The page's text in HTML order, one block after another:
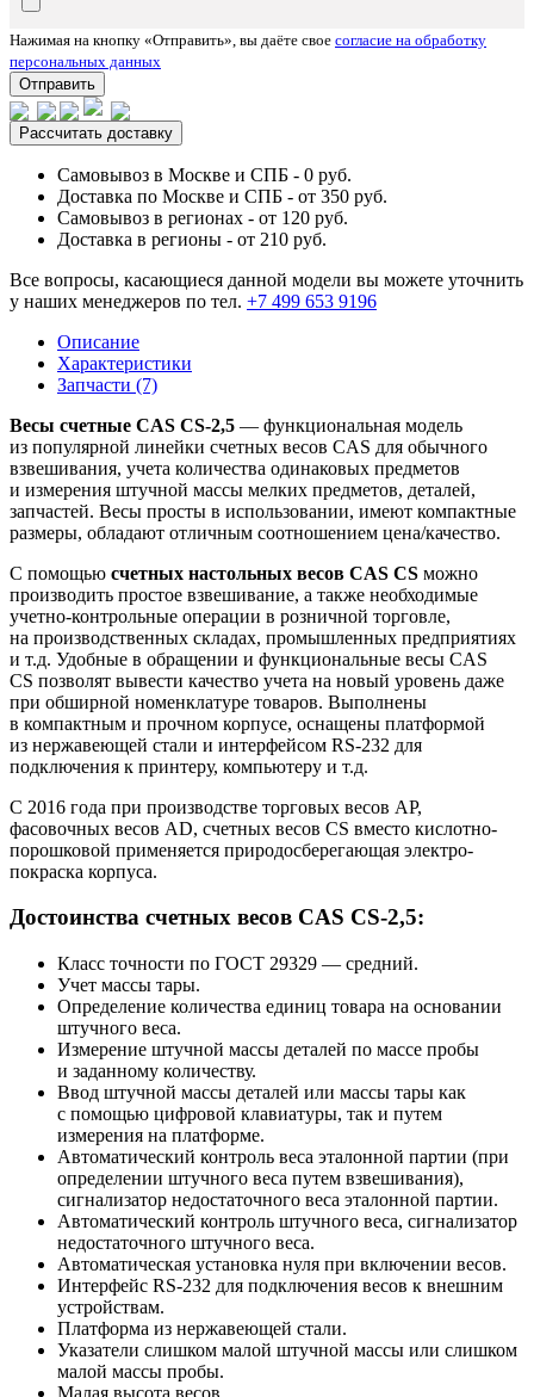
Нажимая на кнопку «Отправить», вы даёте свое согласие на обработку
персональных данных
Отправить
Рассчитать доставку
Самовывоз в Москве и СПБ - 0 руб.
Доставка по Москве и СПБ - от 350 руб.
Самовывоз в регионах - от 120 руб.
Доставка в регионы - от 210 руб.
Все вопросы, касающиеся данной модели вы можете уточнить
у наших менеджеров по тел. +7 499 653 9196
Описание
Характеристики
Запчасти (7)
Весы счетные CAS CS-2,5 — функциональная модель
из популярной линейки счетных весов CAS для обычного
взвешивания, учета количества одинаковых предметов
и измерения штучной массы мелких предметов, деталей,
запчастей. Весы просты в использовании, имеют компактные
размеры, обладают отличным соотношением цена/качество.
С помощью счетных настольных весов CAS CS можно
производить простое взвешивание, а также необходимые
учетно-контрольные операции в розничной торговле,
на производственных складах, промышленных предприятиях
и т.д. Удобные в обращении и функциональные весы CAS
CS позволят вывести качество учета на новый уровень даже
при обширной номенклатуре товаров. Выполнены
в компактным и прочном корпусе, оснащены платформой
из нержавеющей стали и интерфейсом RS-232 для
подключения к принтеру, компьютеру и т.д.
С 2016 года при производстве торговых весов AP,
фасовочных весов AD, счетных весов CS вместо кислотно-
порошковой применяется природосберегающая электро-
покраска корпуса.
Достоинства счетных весов CAS CS-2,5:
Класс точности по ГОСТ 29329 — средний.
Учет массы тары.
Определение количества единиц товара на основании
штучного веса.
Измерение штучной массы деталей по массе пробы
и заданному количеству.
Ввод штучной массы деталей или массы тары как
с помощью цифровой клавиатуры, так и путем
измерения на платформе.
Автоматический контроль веса эталонной партии (при
определении штучного веса путем взвешивания),
сигнализатор недостаточного веса эталонной партии.
Автоматический контроль штучного веса, сигнализатор
недостаточного штучного веса.
Автоматическая установка нуля при включении весов.
Интерфейс RS-232 для подключения весов к внешним
устройствам.
Платформа из нержавеющей стали.
Указатели слишком малой штучной массы или слишком
малой массы пробы.